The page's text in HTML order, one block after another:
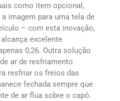
como item opcional,
imagem para uma tela de
– com esta inovação,
excelente
0,26. Outra solução
ar de resfriamento
resfriar os freios das
fechada sempre que
de ar flua sobre o capô.